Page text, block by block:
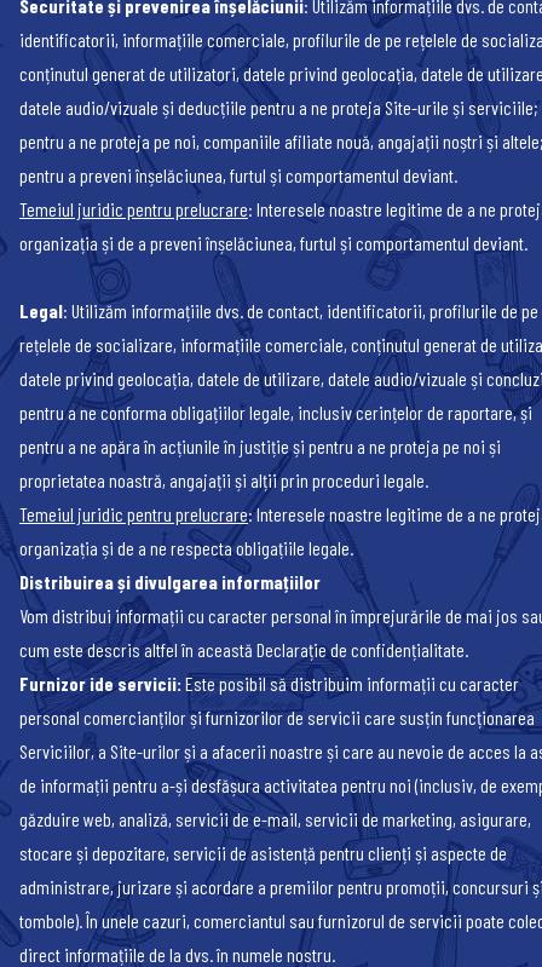
Securitate și prevenirea înșelăciunii: Utilizăm informațiile dvs. de
identificatorii, informațiile comerciale, profilurile de pe rețelele de
conținutul generat de utilizatori, datele privind geolocația, datele de
datele audio/vizuale și deducțiile pentru a ne proteja Site-urile și serviciile;
pentru a ne proteja pe noi, companiile afiliate nouă, angajații noștri și
pentru a preveni înșelăciunea, furtul și comportamentul deviant.
Temeiul juridic pentru prelucrare: Interesele noastre legitime de a ne
organizația și de a preveni înșelăciunea, furtul și comportamentul deviant.
Legal: Utilizăm informațiile dvs. de contact, identificatorii, profilurile de pe
rețelele de socializare, informațiile comerciale, conținutul generat de
datele privind geolocația, datele de utilizare, datele audio/vizuale și
pentru a ne conforma obligațiilor legale, inclusiv cerințelor de raportare, și
pentru a ne apăra în acțiunile în justiție și pentru a ne proteja pe noi și
proprietatea noastră, angajații și alții prin proceduri legale.
Temeiul juridic pentru prelucrare: Interesele noastre legitime de a ne
organizația și de a ne respecta obligațiile legale.
Distribuirea și divulgarea informațiilor
Vom distribui informații cu caracter personal în împrejurările de mai jos
cum este descris altfel în această Declarație de confidențialitate.
Furnizor ide servicii:Este posibil să distribuim informații cu caracter
personal comercianților și furnizorilor de servicii care susțin funcționarea
Serviciilor, a Site-urilor și a afacerii noastre și care au nevoie de acces la
de informații pentru a-și desfășura activitatea pentru noi (inclusiv, de
găzduire web, analiză, servicii de e-mail, servicii de marketing, asigurare,
stocare și depozitare, servicii de asistență pentru clienți și aspecte de
administrare, jurizare și acordare a premiilor pentru promoții, concursuri
tombole). În unele cazuri, comerciantul sau furnizorul de servicii poate
direct informațiile de la dvs. în numele nostru.